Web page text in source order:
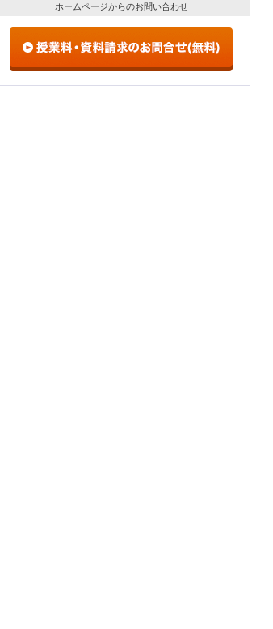
ホームページからのお問い合わせ